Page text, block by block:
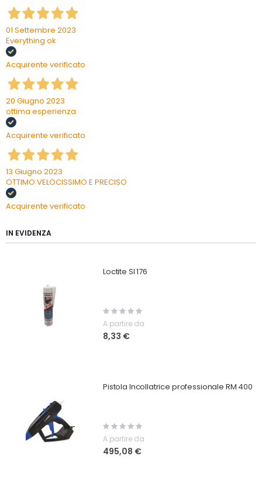
01 Settembre 2023
Everything ok
Acquirente verificato
20 Giugno 2023
ottima esperienza
Acquirente verificato
13 Giugno 2023
OTTIMO VELOCISSIMO E PRECISO
Acquirente verificato
IN EVIDENZA
Loctite SI 176
Rating:
0%
A partire da
8,33 €
Pistola Incollatrice professionale RM 400
Rating:
0%
A partire da
495,08 €